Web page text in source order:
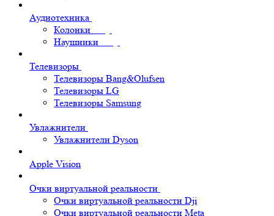
Аудиотехника
Колонки
Наушники
Телевизоры
Телевизоры Bang&Olufsen
Телевизоры LG
Телевизоры Samsung
Увлажнители
Увлажнители Dyson
Apple Vision
Очки виртуальной реальности
Очки виртуальной реальности Dji
Очки виртуальной реальности Meta